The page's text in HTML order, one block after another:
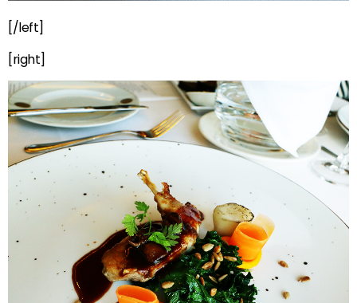
[/left]
[right]